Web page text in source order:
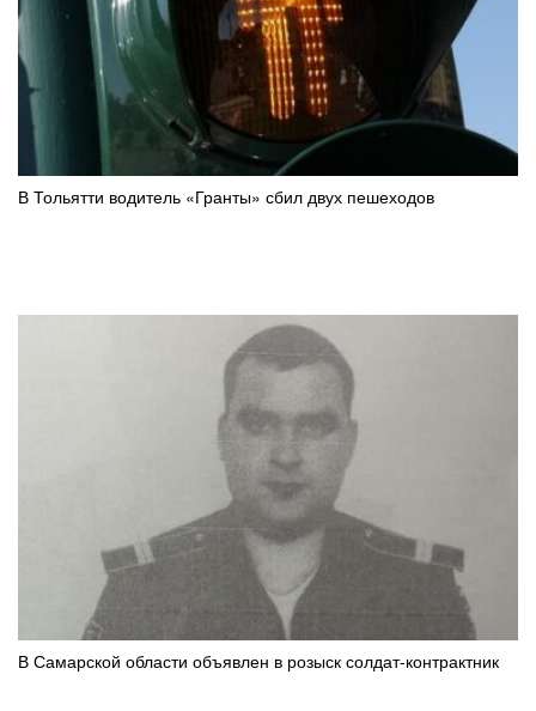
В Тольятти водитель «Гранты» сбил двух пешеходов
В Самарской области объявлен в розыск солдат-контрактник